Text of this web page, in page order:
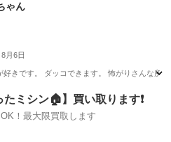
ゃん
8月6日
きです。 ダッコできます。 怖がりさんな所
トライアル
たミシン🏠】買い取ります❗️
！最大限買取します